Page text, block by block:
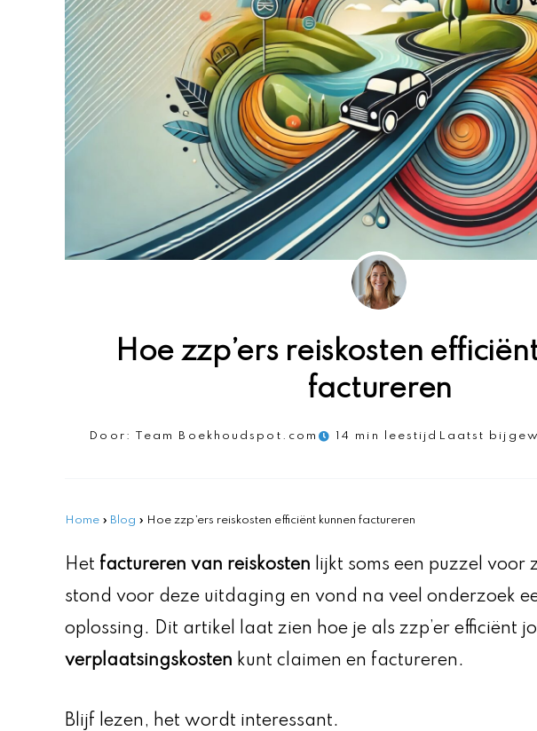
Hoe zzp’ers reiskosten
factureren
Door: Team Boekhoudspot.com 14 min leestijd Laatst
Home » Blog » Hoe zzp’ers reiskosten efficiënt kunnen factureren
Het factureren van reiskosten lijkt soms een puzzel voor
stond voor deze uitdaging en vond na veel onderzoek
oplossing. Dit artikel laat zien hoe je als zzp’er efficiënt
verplaatsingskosten kunt claimen en factureren.
Blijf lezen, het wordt interessant.